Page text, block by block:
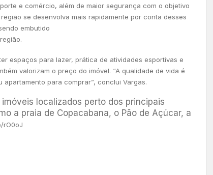
e comércio, além de maior segurança com o objetivo
se desenvolva mais rapidamente por conta desses
embutido
espaços para lazer, prática de atividades esportivas e
valorizam o preço do imóvel. “A qualidade de vida é
para comprar”, conclui Vargas.
localizados perto dos principais
a praia de Copacabana, o Pão de Açúcar, a
rO0oJ